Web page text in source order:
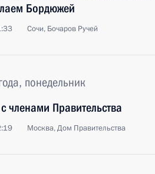
Бордюжей
Сочи, Бочаров Ручей
понедельник
членами Правительства
Москва, Дом Правительства